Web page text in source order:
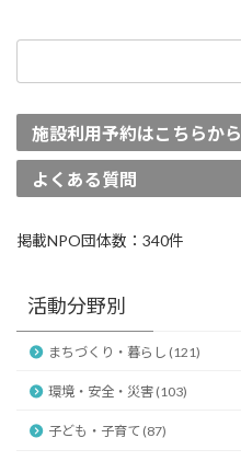
施設利用予約はこちらから
よくある質問
掲載NPO団体数：340件
活動分野別
まちづくり・暮らし (121)
環境・安全・災害 (103)
子ども・子育て (87)